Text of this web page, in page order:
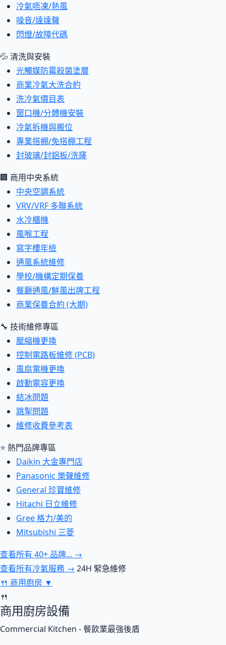
冷氣唔凍/熱風
噪音/達達聲
閃燈/故障代碼
💦 清洗與安裝
光觸媒防霉殺菌塗層
商業冷氣大洗合約
洗冷氣價目表
窗口機/分體機安裝
冷氣拆機與搬位
專業搭棚/免搭棚工程
封玻璃/封鋁板/洗窿
🏢 商用中央系統
中央空調系統
VRV/VRF 多聯系統
水冷櫃機
風喉工程
寫字樓年檢
通風系統維修
學校/機構定期保養
餐廳通風/鮮風出牌工程
商業保養合約 (大期)
🔧 技術維修專區
壓縮機更換
控制電路板維修 (PCB)
風扇電機更換
啟動電容更換
結冰問題
跳掣問題
維修收費參考表
⭐ 熱門品牌專區
Daikin 大金專門店
Panasonic 樂聲維修
General 珍寶維修
Hitachi 日立維修
Gree 格力/美的
Mitsubishi 三菱
查看所有 40+ 品牌... →
查看所有冷氣服務 → 24H 緊急維修
🍴 商用廚房 ▼
🍴
商用廚房設備
Commercial Kitchen - 餐飲業最強後盾